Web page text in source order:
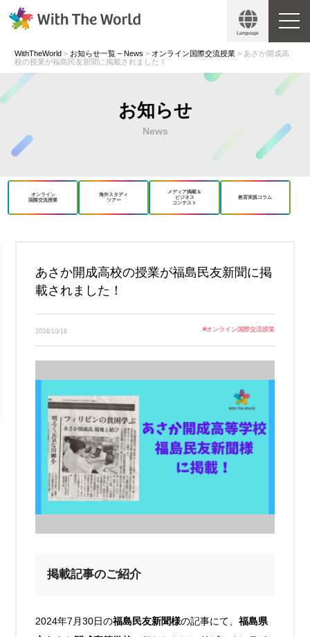
Language
WithTheWorld > お知らせ一覧 – News > オンライン国際交流授業 > あさか開成高
校の授業が福島民友新聞に掲載されました！
お知らせ
News
オンライン
国際交流授業
海外スタディ
ツアー
メディア掲載＆
ビジネス
コンテスト
教育実践コラム
あさか開成高校の授業が福島民友新聞に掲
載されました！
2024/10/16 #オンライン国際交流授業
掲載記事のご紹介
2024年7月30日の福島民友新聞様の記事にて、福島県